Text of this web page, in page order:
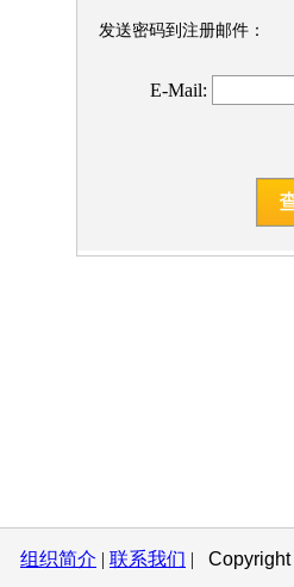
发送密码到注册邮件：
E-Mail:
组织简介 | 联系我们 |